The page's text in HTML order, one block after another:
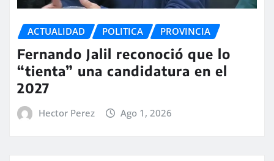
ACTUALIDAD POLITICA PROVINCIA
Fernando Jalil reconoció que lo
“tienta” una candidatura en el
2027
Hector Perez Ago 1, 2026